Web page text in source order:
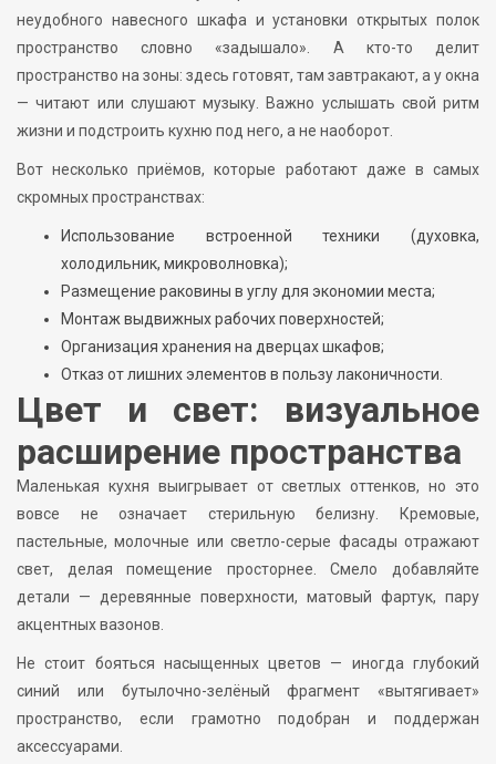
неудобного навесного шкафа и установки открытых полок
пространство словно «задышало». А кто-то делит
пространство на зоны: здесь готовят, там завтракают, а у окна
— читают или слушают музыку. Важно услышать свой ритм
жизни и подстроить кухню под него, а не наоборот.
Вот несколько приёмов, которые работают даже в самых
скромных пространствах:
Использование встроенной техники (духовка,
холодильник, микроволновка);
Размещение раковины в углу для экономии места;
Монтаж выдвижных рабочих поверхностей;
Организация хранения на дверцах шкафов;
Отказ от лишних элементов в пользу лаконичности.
Цвет и свет: визуальное
расширение пространства
Маленькая кухня выигрывает от светлых оттенков, но это
вовсе не означает стерильную белизну. Кремовые,
пастельные, молочные или светло-серые фасады отражают
свет, делая помещение просторнее. Смело добавляйте
детали — деревянные поверхности, матовый фартук, пару
акцентных вазонов.
Не стоит бояться насыщенных цветов — иногда глубокий
синий или бутылочно-зелёный фрагмент «вытягивает»
пространство, если грамотно подобран и поддержан
аксессуарами.